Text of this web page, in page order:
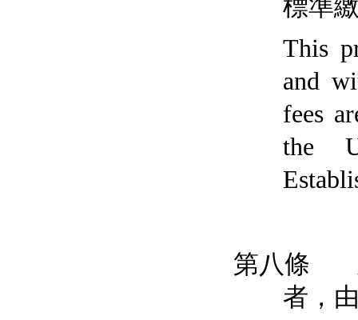
標準
This
and
fees
the
第八條
者 ，